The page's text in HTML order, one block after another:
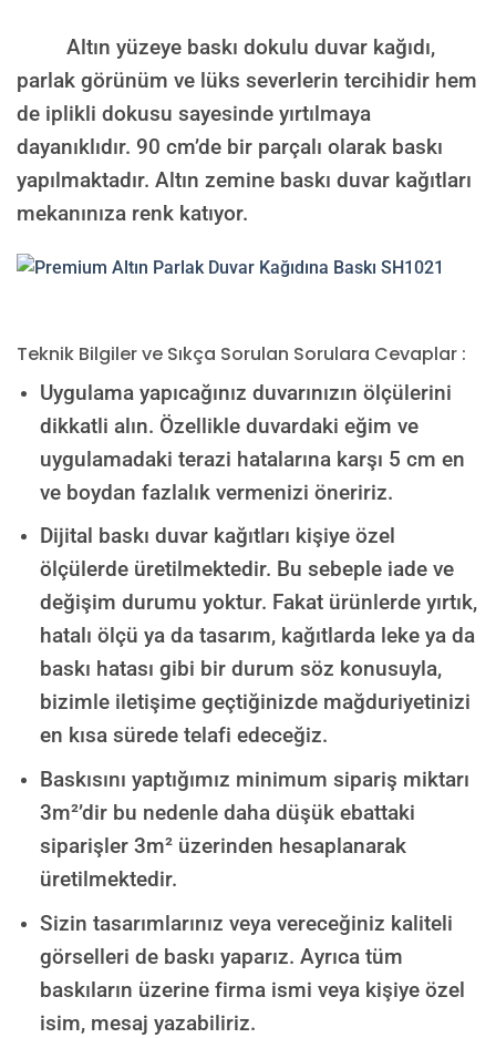
Altın yüzeye baskı dokulu duvar kağıdı,
parlak görünüm ve lüks severlerin tercihidir hem
de iplikli dokusu sayesinde yırtılmaya
dayanıklıdır. 90 cm’de bir parçalı olarak baskı
yapılmaktadır. Altın zemine baskı duvar kağıtları
mekanınıza renk katıyor.
Teknik Bilgiler ve Sıkça Sorulan Sorulara Cevaplar :
Uygulama yapıcağınız duvarınızın ölçülerini
dikkatli alın. Özellikle duvardaki eğim ve
uygulamadaki terazi hatalarına karşı 5 cm en
ve boydan fazlalık vermenizi öneririz.
Dijital baskı duvar kağıtları kişiye özel
ölçülerde üretilmektedir. Bu sebeple iade ve
değişim durumu yoktur. Fakat ürünlerde yırtık,
hatalı ölçü ya da tasarım, kağıtlarda leke ya da
baskı hatası gibi bir durum söz konusuyla,
bizimle iletişime geçtiğinizde mağduriyetinizi
en kısa sürede telafi edeceğiz.
Baskısını yaptığımız minimum sipariş miktarı
3m²’dir bu nedenle daha düşük ebattaki
siparişler 3m² üzerinden hesaplanarak
üretilmektedir.
Sizin tasarımlarınız veya vereceğiniz kaliteli
görselleri de baskı yaparız. Ayrıca tüm
baskıların üzerine firma ismi veya kişiye özel
isim, mesaj yazabiliriz.